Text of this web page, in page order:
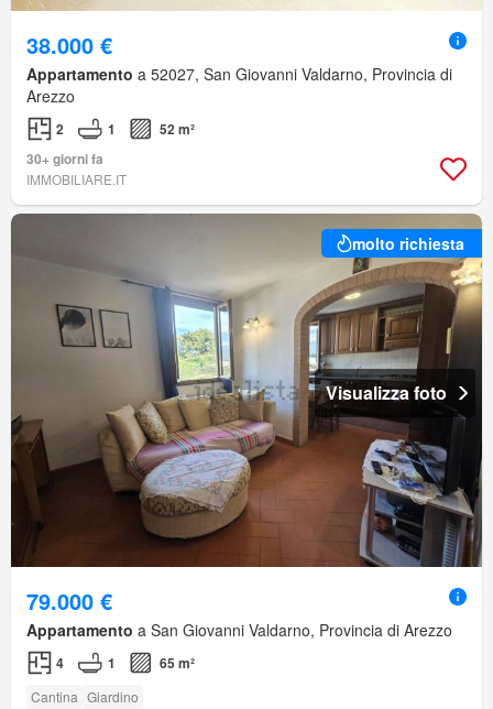
38.000 €
Appartamento a 52027, San Giovanni Valdarno, Provincia di
Arezzo
2 1
52 m²
30+ giorni fa
IMMOBILIARE.IT
molto richiesta
Visualizza foto
79.000 €
Appartamento a San Giovanni Valdarno, Provincia di Arezzo
4 1 65 m²
Cantina Giardino